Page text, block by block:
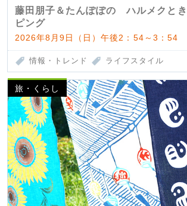
藤田朋子＆たんぽぽの ハルメクと
ピング
2026年8月9日（日）午後2：54～3：54
情報・トレンド ライフスタイル
旅・くらし